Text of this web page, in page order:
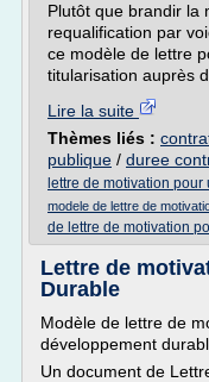
Plutôt que brandir la
requalification par
ce modèle de lettre
titularisation auprès
Lire la suite
Thèmes liés :
publique / duree
lettre de motivation
modele de lettre de
de lettre de motivation
Lettre de
Durable
Modèle de lettre de
développement
Un document de